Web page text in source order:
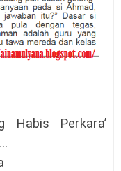
Habis Perkara’